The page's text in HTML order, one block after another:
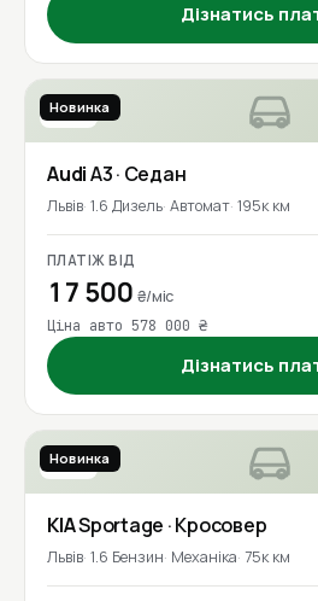
Дізнатись
2016
Новинка
AudiA3· Седан
Львів 1.6 Дизель Автомат 195к км
ПЛАТІЖ ВІД
17 500 ₴/міс
Ціна авто 578 000 ₴
Дізнатись
2018
Новинка
KIASportage · Кросовер
Львів 1.6 Бензин Механіка 75к км